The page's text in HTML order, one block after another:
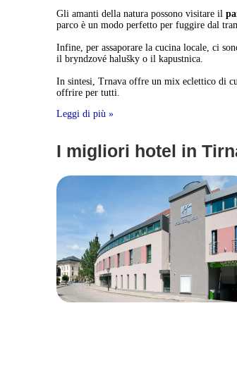
Gli amanti della natura possono visitare il
parco è un modo perfetto per fuggire dal
Infine, per assaporare la cucina locale, ci
il bryndzové halušky o il kapustnica.
In sintesi, Trnava offre un mix eclettico di
offrire per tutti.
Leggi di più »
I migliori hotel in